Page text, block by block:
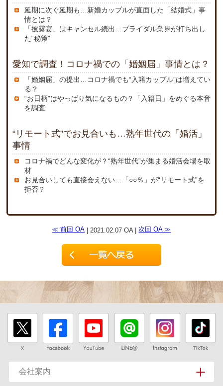
延期に次ぐ延期も…新婚カップルが直面した「結婚式」事
情とは？
「披露宴」はキャンセル続出…ブライダル業界が打ち出し
た“秘策”
愛知で調査！コロナ禍での「婚姻届」事情とは？
「婚姻届」の提出…コロナ禍でも“入籍カップル”は増えてい
る？
“お日柄”はやっぱり気になるもの？「入籍日」をめぐる本音
を調査
“リモート式”でお見合いも…熟年世代の「婚活」
事情
コロナ禍でどんな変化が？“熟年世代”が集まる婚活会場を取
材
お見合いしても直接会えない…「○○％」が“リモート式”を
拒否？
≪ 前回 OA | 2021.02.07 OA |次回 OA ≫
会社案内